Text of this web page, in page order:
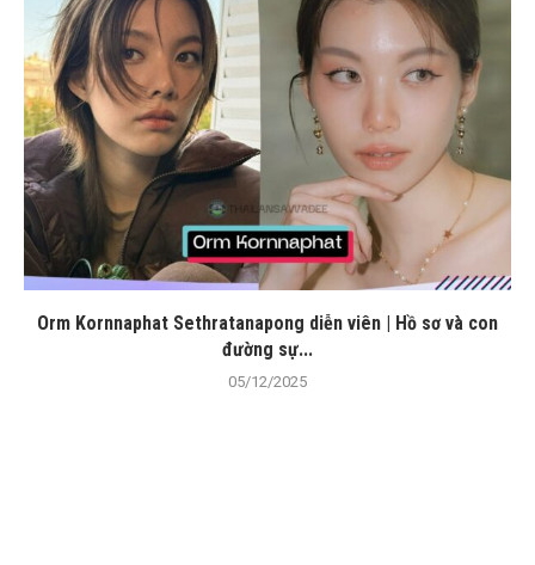
Orm Kornnaphat Sethratanapong diễn viên | Hồ sơ và con
đường sự...
05/12/2025